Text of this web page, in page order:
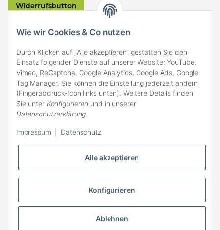
Alle akzeptieren
Konfigurieren
Ablehnen
Wie wir Cookies & Co nutzen
Durch Klicken auf „Alle akzeptieren“ gestatten Sie den
Einsatz folgender Dienste auf unserer Website: YouTube,
Vimeo, ReCaptcha, Google Analytics, Google Ads, Google
Tag Manager. Sie können die Einstellung jederzeit ändern
(Fingerabdruck-Icon links unten). Weitere Details finden
Sie unter Konfigurieren und in unserer
Datenschutzerklärung.
Impressum Datenschutz
Widerrufsbutton
ZAHLARTEN
* Alle Preise inkl. gesetzlicher MwSt., zzgl.